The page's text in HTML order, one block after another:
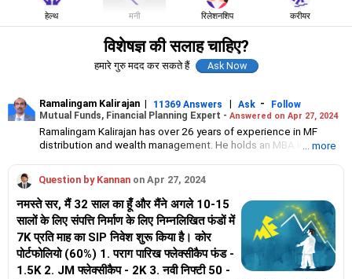
हेल्थ मनी रिलेशनशिप करीयर
विशेषज्ञ की सलाह चाहिए?
हमारे गुरु मदद कर सकते हैं
Ramalingam Kalirajan | 11369 Answers | Ask -
Follow
Mutual Funds, Financial Planning Expert - Answered on Apr 27, 2024
Ramalingam Kalirajan has over 26 years of experience in MF
distribution and wealth management. He holds an MBA in Finance
Investment, a Chennai-based AMFI-registered Mutual Fund
Distribution (ARN-4188) and APMI-registered PMS Distribution
firm (APRN07386), helping clients build long-term wealth
through mutual funds and other investment solutions.
... more
Question by Kannan on Apr 27, 2024
नमस्ते सर, मैं 32 साल का हूँ और मैंने अगले 10-15
सालों के लिए संपत्ति निर्माण के लिए निम्नलिखित फंडों में
7K प्रति माह का SIP निवेश शुरू किया है। कोर
पोर्टफोलियो (60%) 1. पराग पारिख फ्लेक्सीकैप फंड -
1.5K 2. JM फ्लेक्सीकैप - 2K 3. नवी निफ्टी 50 -